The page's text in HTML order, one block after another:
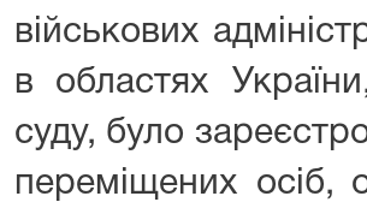
військових
в областях
суду, було
переміщених